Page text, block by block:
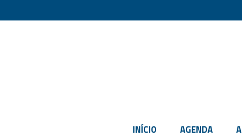
INÍCIO AGENDA